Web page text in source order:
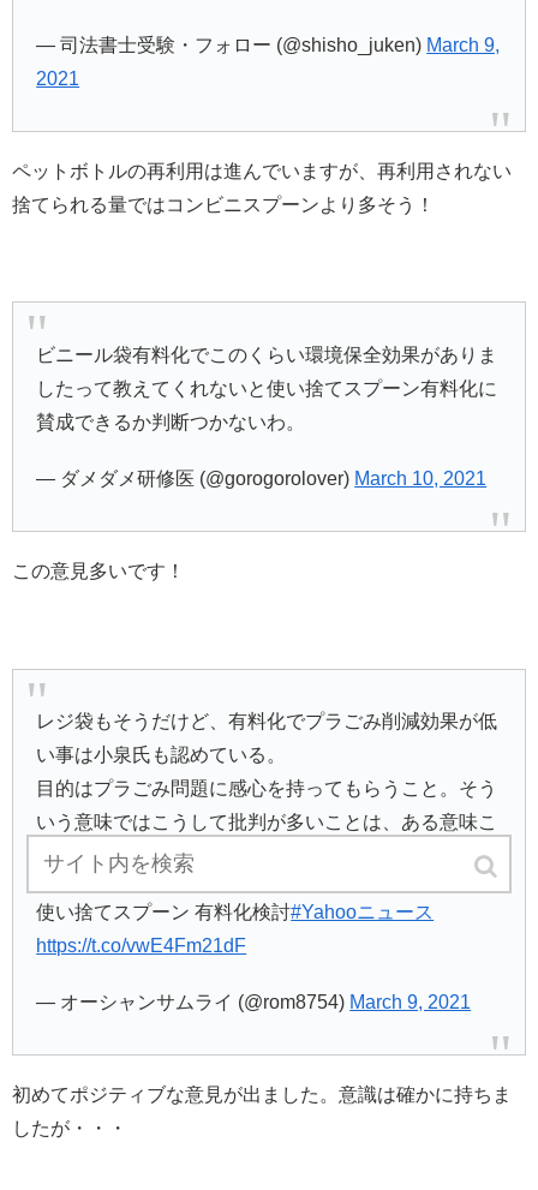
— 司法書士受験・フォロー (@shisho_juken) March 9,
2021
ペットボトルの再利用は進んでいますが、再利用されない
捨てられる量ではコンビニスプーンより多そう！
ビニール袋有料化でこのくらい環境保全効果がありま
したって教えてくれないと使い捨てスプーン有料化に
賛成できるか判断つかないわ。
— ダメダメ研修医 (@gorogorolover) March 10, 2021
この意見多いです！
レジ袋もそうだけど、有料化でプラごみ削減効果が低
い事は小泉氏も認めている。
目的はプラごみ問題に感心を持ってもらうこと。そう
いう意味ではこうして批判が多いことは、ある意味こ
の目的が達成されているとも言える。
使い捨てスプーン 有料化検討#Yahooニュース
https://t.co/vwE4Fm21dF
— オーシャンサムライ (@rom8754) March 9, 2021
初めてポジティブな意見が出ました。意識は確かに持ちま
したが・・・